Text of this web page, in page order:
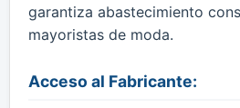
garantiza abastecimiento
mayoristas de moda.
Acceso al Fabricante: